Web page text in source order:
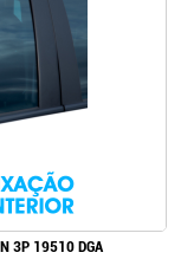
3P 19510 DGA